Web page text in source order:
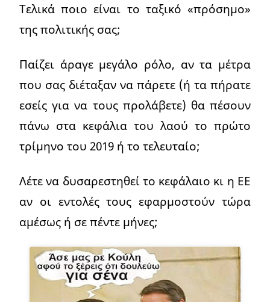
Τελικά ποιο είναι το ταξικό «πρόσημο»
της πολιτικής σας;
Παίζει άραγε μεγάλο ρόλο, αν τα μέτρα
που σας διέταξαν να πάρετε (ή τα πήρατε
εσείς για να τους προλάβετε) θα πέσουν
πάνω στα κεφάλια του λαού το πρώτο
τρίμηνο του 2019 ή το τελευταίο;
Λέτε να δυσαρεστηθεί το κεφάλαιο κι η ΕΕ
αν οι εντολές τους εφαρμοστούν τώρα
αμέσως ή σε πέντε μήνες;